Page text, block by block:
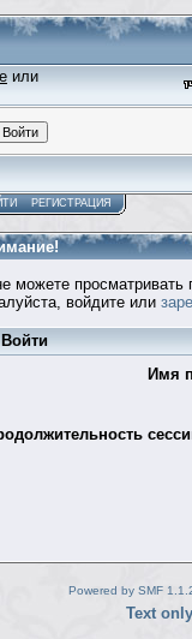
или
РЕГИСТРАЦИЯ
можете просматривать
войдите или
Войти
Имя
Powered by SMF
Text